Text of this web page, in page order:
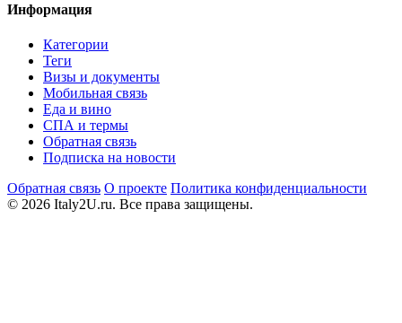
Информация
Категории
Теги
Визы и документы
Мобильная связь
Еда и вино
СПА и термы
Обратная связь
Подписка на новости
Обратная связь О проекте Политика конфиденциальности
© 2026 Italy2U.ru. Все права защищены.